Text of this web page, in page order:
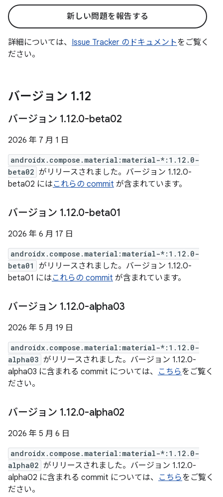
新しい問題を報告する
詳細については、 Issue Tracker のドキュメントをご覧く
ださい。
バージョン 1.12
バージョン 1.12.0-beta02
2026 年 7 月 1 日
androidx.compose.material:material-*:1.12.0-
beta02 がリリースされました。バージョン 1.12.0-
beta02 にはこれらの commit が含まれています。
バージョン 1.12.0-beta01
2026 年 6 月 17 日
androidx.compose.material:material-*:1.12.0-
beta01
がリリースされました。バージョン 1.12.0-
beta01 にはこれらの commit が含まれています。
バージョン 1.12.0-alpha03
2026 年 5 月 19 日
androidx.compose.material:material-*:1.12.0-
alpha03 がリリースされました。バージョン 1.12.0-
alpha03 に含まれる commit については、 こちらをご覧く
ださい。
バージョン 1.12.0-alpha02
2026 年 5 月 6 日
androidx.compose.material:material-*:1.12.0-
alpha02 がリリースされました。バージョン 1.12.0-
alpha02 に含まれる commit については、 こちらをご覧く
ださい。